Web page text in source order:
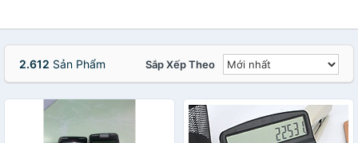
2.612 Sản Phẩm Sắp Xếp Theo